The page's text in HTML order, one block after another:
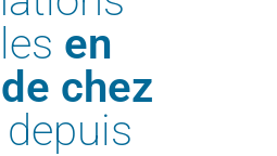
en
chez